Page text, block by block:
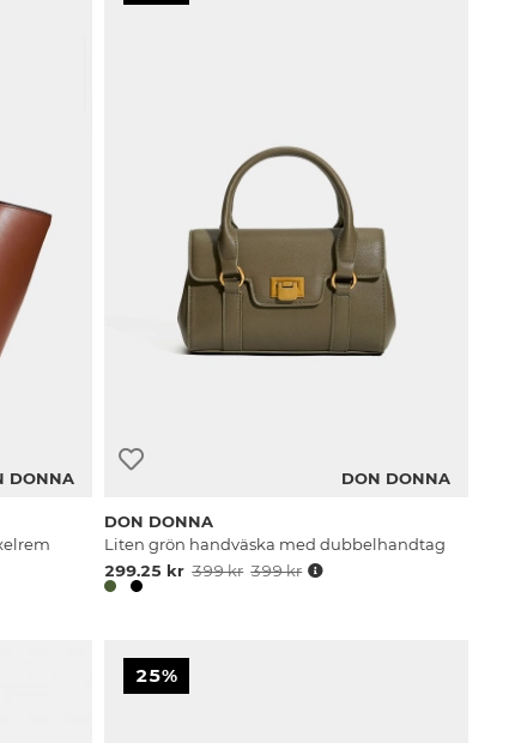
DONNA DON DONNA
DON DONNA
Liten grön handväska med dubbelhandtag
299.25 kr 399 kr 399 kr
25%